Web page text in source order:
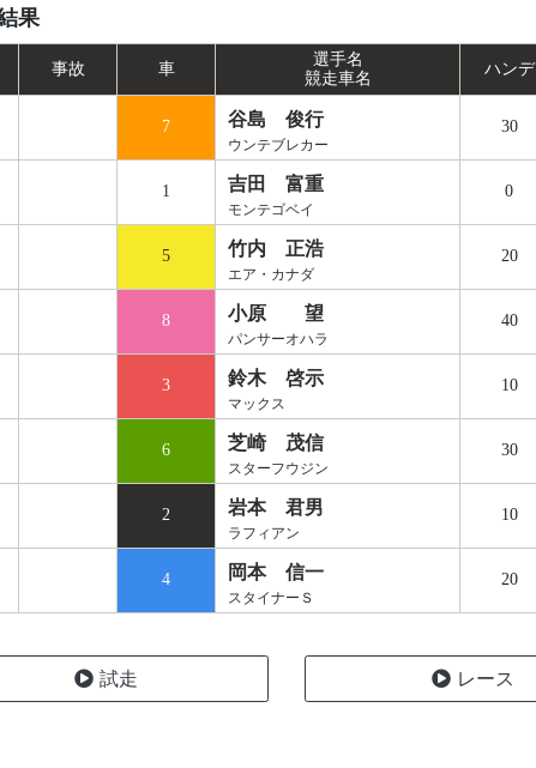
果
事故 車
選手名
競走車名
ハンデ
7 谷島 俊行
ウンテブレカー
30
1 吉田 富重
モンテゴベイ
0
5 竹内 正浩
エア・カナダ
20
8 小原 望
パンサーオハラ
40
3 鈴木 啓示
マックス
10
6 芝崎 茂信
スターフウジン
30
2 岩本 君男
ラフィアン
10
4 岡本 信一
スタイナーＳ
20
試走 レース